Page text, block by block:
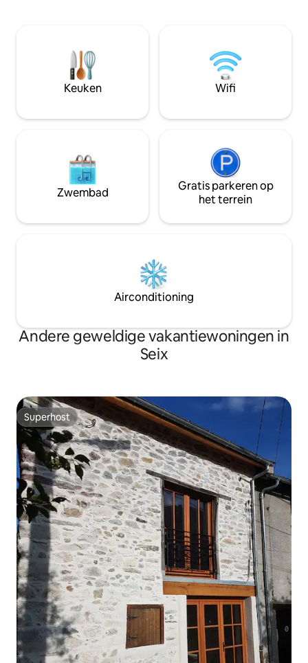
Skigebied Guzet, sneeuw, op 30
minuten afstand (en de
zomerrodelbaan) Kano in de buurt van
de nabijgelegen
beddengoed is
naar de natuur
Keuken Wifi
Zwembad
Gratis parkeren op
het terrein
Airconditioning
Andere geweldige vakantiewoningen in
Seix
Superhost
Superhost